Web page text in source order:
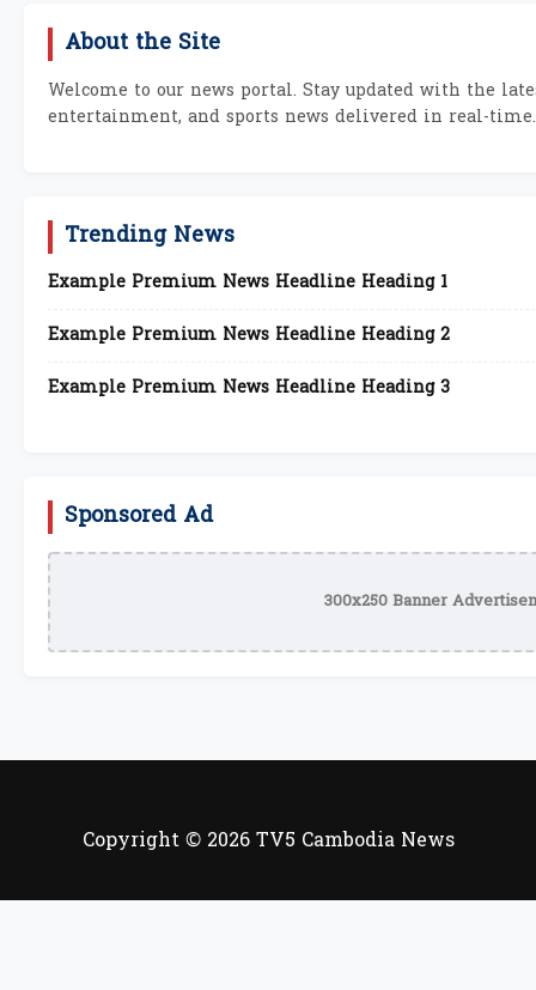
About the Site
Welcome to our news portal. Stay updated with the
entertainment, and sports news delivered in real-time.
Trending News
Example Premium News Headline Heading 1
Example Premium News Headline Heading 2
Example Premium News Headline Heading 3
Sponsored Ad
300x250 Banner
Copyright © 2026 TV5 Cambodia News